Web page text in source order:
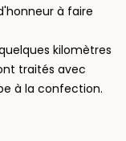
à faire
kilomètres
traités avec
à la confection.